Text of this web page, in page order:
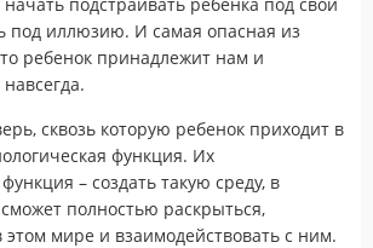
под иллюзию. И самая опасная из
ребенок принадлежит нам и
сквозь которую ребенок приходит в
функция. Их
– создать такую среду, в
полностью раскрыться,
этом мире и взаимодействовать с ним.